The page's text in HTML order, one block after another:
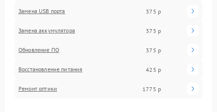
Замена USB порта 375 р
Замена аккумулятора 375 р
Обновление ПО 375 р
Восстановление питания 425 р
Ремонт оптики 1775 р